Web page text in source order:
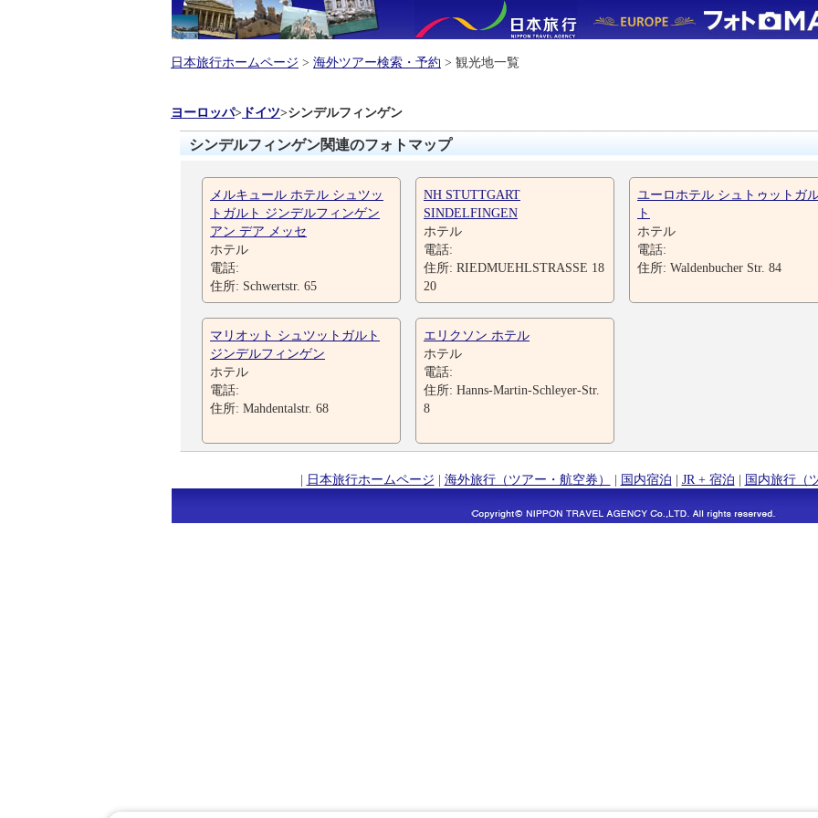
日本旅行ホームページ > 海外ツアー検索・予約 > 観光地一覧
ヨーロッパ> ドイツ>シンデルフィンゲン
シンデルフィンゲン関連のフォトマップ
メルキュール ホテル シュツッ
トガルト ジンデルフィンゲン
アン デア メッセ
ホテル
電話:
住所: Schwertstr. 65
NH STUTTGART
SINDELFINGEN
ホテル
電話:
住所: RIEDMUEHLSTRASSE 18
20
ユーロホテル シュトゥットガ
ト
ホテル
電話:
住所: Waldenbucher Str. 84
マリオット シュツットガルト
ジンデルフィンゲン
ホテル
電話:
住所: Mahdentalstr. 68
エリクソン ホテル
ホテル
電話:
住所: Hanns-Martin-Schleyer-Str.
8
| 日本旅行ホームページ | 海外旅行（ツアー・航空券） | 国内宿泊 | JR + 宿泊 | 国内旅行（